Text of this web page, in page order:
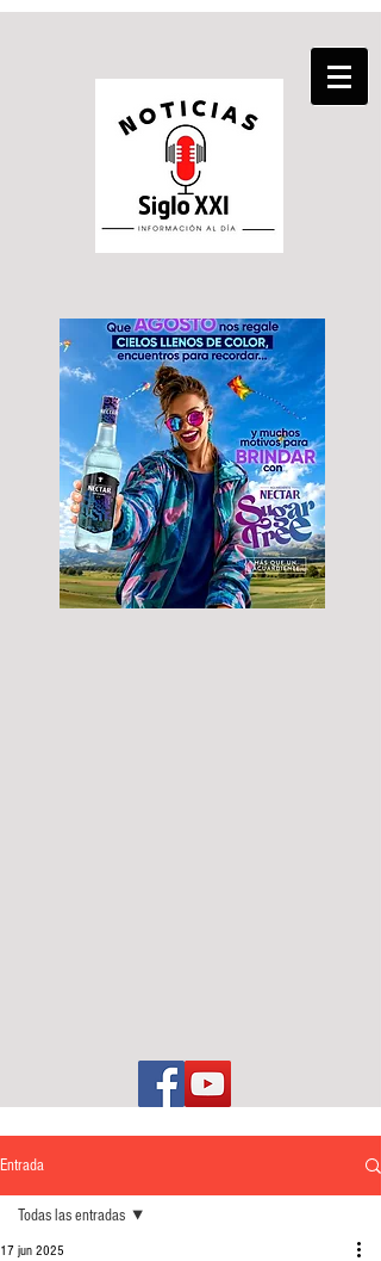
Entrada
Todas las entradas
17 jun 2025